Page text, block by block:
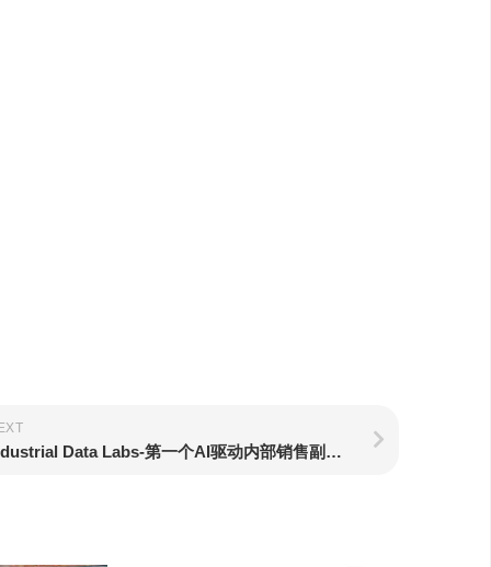
Industrial Data Labs-第一个AI驱动内部销售副驾驶员